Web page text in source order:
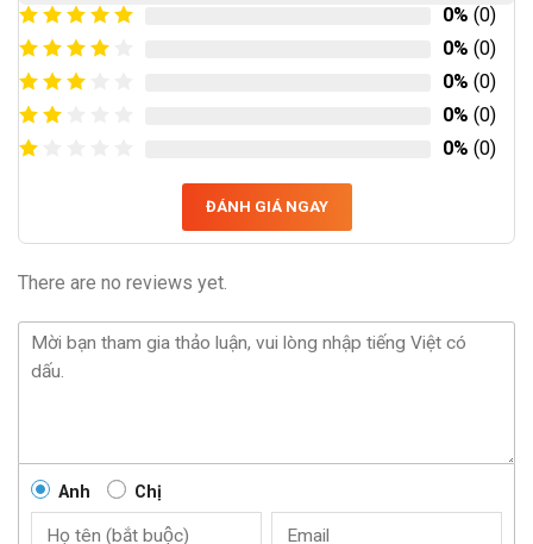
0% (0)
0% (0)
0% (0)
0% (0)
0% (0)
ĐÁNH GIÁ NGAY
There are no reviews yet.
Anh Chị